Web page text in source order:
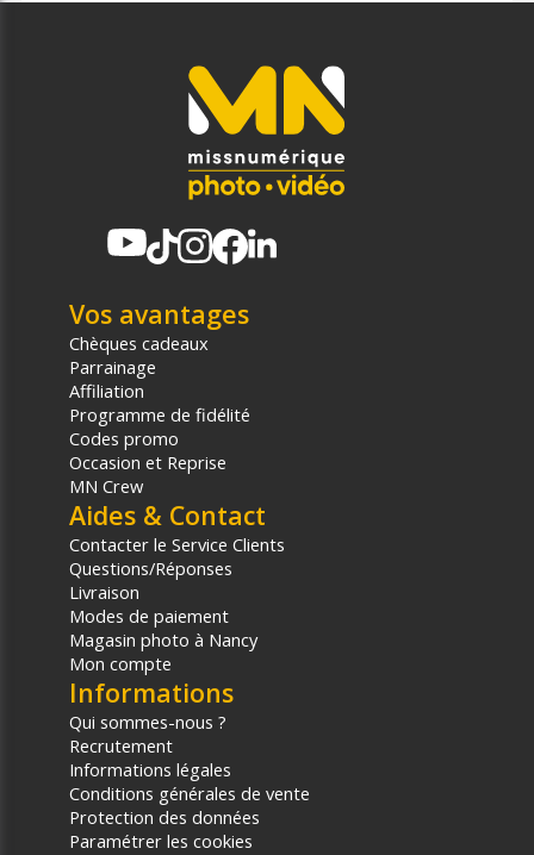
Vos avantages
Chèques cadeaux
Parrainage
Affiliation
Programme de fidélité
Codes promo
Occasion et Reprise
MN Crew
Aides & Contact
Contacter le Service Clients
Questions/Réponses
Livraison
Modes de paiement
Magasin photo à Nancy
Mon compte
Informations
Qui sommes-nous ?
Recrutement
Informations légales
Conditions générales de vente
Protection des données
Paramétrer les cookies